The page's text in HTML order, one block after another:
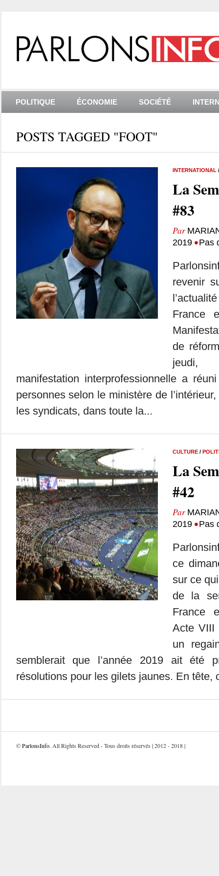
POLITIQUE ÉCONOMIE SOCIÉTÉ
POSTS TAGGED "FOOT"
INTERNATIONAL
La
#83
Par
2019 •Pas
revenir
France
de
manifestation interprofessionnelle a
personnes selon le ministère de
les syndicats, dans toute la...
CULTURE/
La
#42
Par
2019 •Pas
ce
sur ce
de la
France
Acte VIII
un
semblerait que l’année 2019 ait été
résolutions pour les gilets jaunes. En tête,
©ParlonsInfo. All Rights Reserved - Tous droits réservés | 2012 - 2018 |